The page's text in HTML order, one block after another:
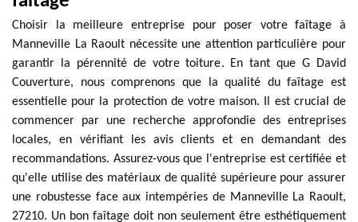
Choisir la meilleure entreprise pour poser votre faîtage à
Manneville La Raoult nécessite une attention particulière pour
garantir la pérennité de votre toiture. En tant que G David
Couverture, nous comprenons que la qualité du faîtage est
essentielle pour la protection de votre maison. Il est crucial de
commencer par une recherche approfondie des entreprises
locales, en vérifiant les avis clients et en demandant des
recommandations. Assurez-vous que l'entreprise est certifiée et
qu'elle utilise des matériaux de qualité supérieure pour assurer
une robustesse face aux intempéries de Manneville La Raoult,
27210. Un bon faîtage doit non seulement être esthétiquement